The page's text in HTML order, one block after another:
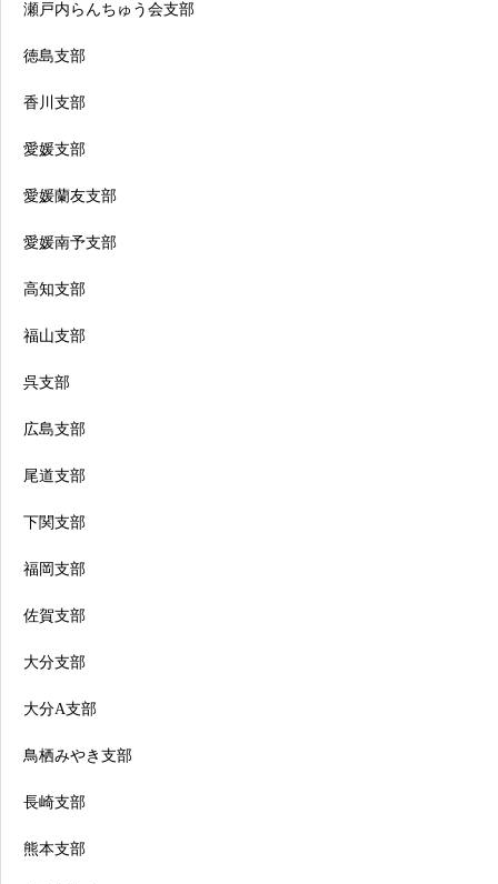
瀬戸内らんちゅう会支部
徳島支部
香川支部
愛媛支部
愛媛蘭友支部
愛媛南予支部
高知支部
福山支部
呉支部
広島支部
尾道支部
下関支部
福岡支部
佐賀支部
大分支部
大分A支部
鳥栖みやき支部
長崎支部
熊本支部